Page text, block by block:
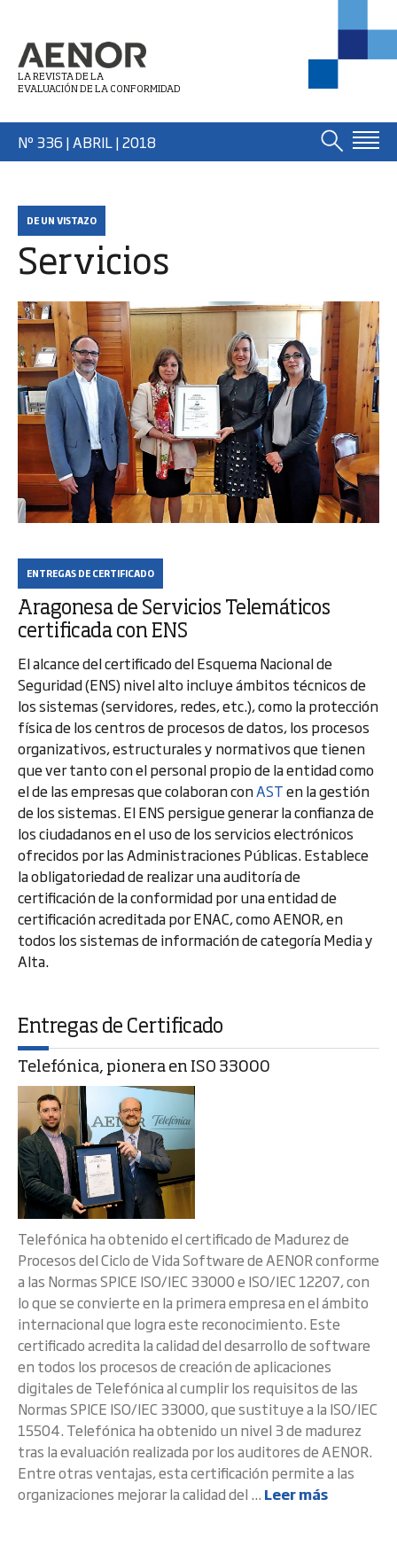
LA REVISTA DE LA
EVALUACIÓN DE LA CONFORMIDAD
Nº 336 | ABRIL| 2018
DE UN VISTAZO
Servicios
ENTREGAS DE CERTIFICADO
Aragonesa de Servicios Telemáticos
certificada con ENS
El alcance del certificado del Esquema Nacional de
Seguridad (ENS) nivel alto incluye ámbitos técnicos de
los sistemas (servidores, redes, etc.), como la protección
física de los centros de procesos de datos, los procesos
organizativos, estructurales y normativos que tienen
que ver tanto con el personal propio de la entidad como
el de las empresas que colaboran conASTen la gestión
de los sistemas. El ENS persigue generar la confianza de
los ciudadanos en el uso de los servicios electrónicos
ofrecidos por las Administraciones Públicas. Establece
la obligatoriedad de realizar una auditoría de
certificación de la conformidad por una entidad de
certificación acreditada por ENAC, como AENOR, en
todos los sistemas de información de categoría Media y
Alta.
Entregas de Certificado
Telefónica, pionera en ISO 33000
Telefónica ha obtenido el certificado de Madurez de
Procesos del Ciclo de Vida Software de AENOR conforme
a las Normas SPICE ISO/IEC 33000 e ISO/IEC 12207, con
lo que se convierte en la primera empresa en el ámbito
internacional que logra este reconocimiento. Este
certificado acredita la calidad del desarrollo de software
en todos los procesos de creación de aplicaciones
digitales de Telefónica al cumplir los requisitos de las
Normas SPICE ISO/IEC 33000, que sustituye a la ISO/IEC
15504. Telefónica ha obtenido un nivel 3 de madurez
tras la evaluación realizada por los auditores de AENOR.
Entre otras ventajas, esta certificación permite a las
organizaciones mejorar la calidad del ... Leer más